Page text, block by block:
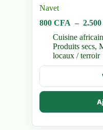
Navet
800CFA –
Cuisine
Produits secs,
locaux / terroir
Ce
a
plusieurs
Les
options